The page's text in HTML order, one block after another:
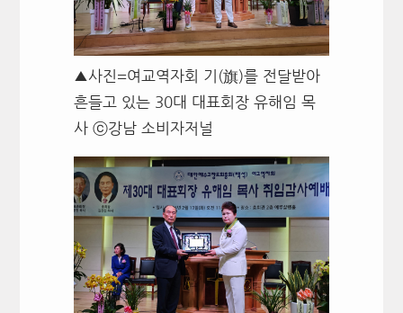
▲사진=여교역자회 기(旗)를 전달받아
흔들고 있는 30대 대표회장 유해임 목
사 ⓒ강남 소비자저널